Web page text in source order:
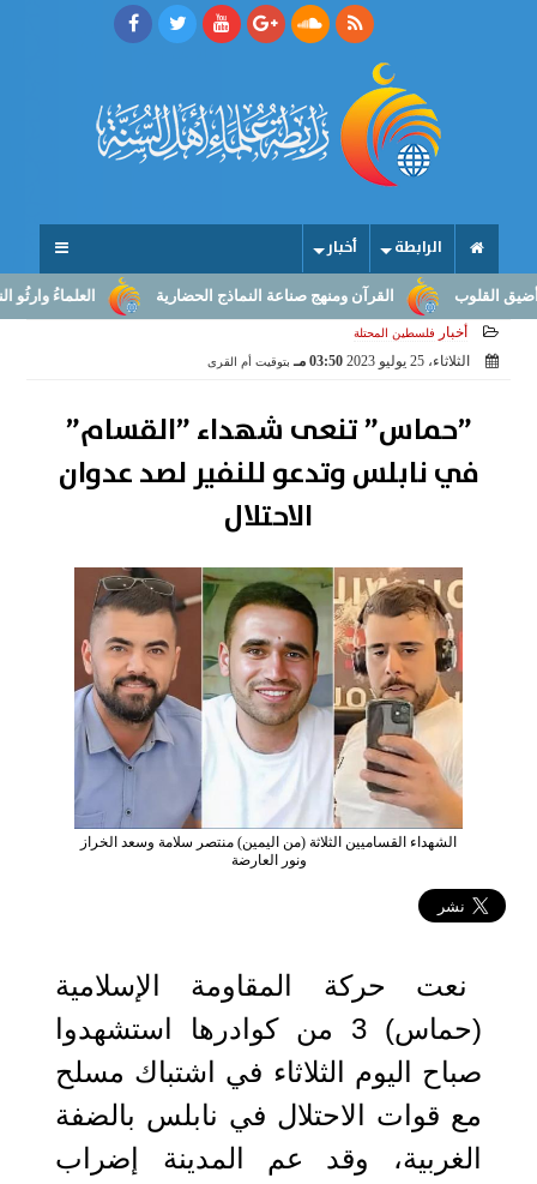
الرابطة أخبار
العلماءُ وارثُو القرآن ومنهج صناعة النماذج الحضارية
أخبار فلسطين المحتلة
الثلاثاء، 25 يوليو 2023 03:50 مـ بتوقيت أم القرى
”حماس” تنعى شهداء ”القسام”
في نابلس وتدعو للنفير لصد عدوان
الاحتلال
الشهداء القساميين الثلاثة (من اليمين) منتصر سلامة وسعد الخراز
ونور العارضة
نعت حركة المقاومة الإسلامية
(حماس) 3 من كوادرها استشهدوا
صباح اليوم الثلاثاء في اشتباك مسلح
مع قوات الاحتلال في نابلس بالضفة
الغربية، وقد عم المدينة إضراب